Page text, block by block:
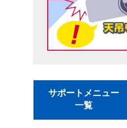
サポートメニュー
一覧